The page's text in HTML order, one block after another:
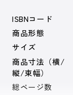
ISBNコード
商品形態
サイズ
商品寸法（横/
縦/束幅）
総ページ数